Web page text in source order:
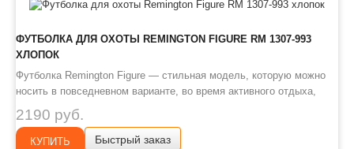
ФУТБОЛКА ДЛЯ ОХОТЫ REMINGTON FIGURE RM 1307-993
ХЛОПОК
Футболка Remington Figure — стильная модель, которую можно
носить в повседневном варианте, во время активного отдыха,
охоты, рыбалки, а также на спортивных занятиях. Рисунок на
изделии нанесен с помощью современных технологий, поэтому
после стирки цвета будут такими же яркими. Используемый
2190 руб.
КУПИТЬ Быстрый заказ